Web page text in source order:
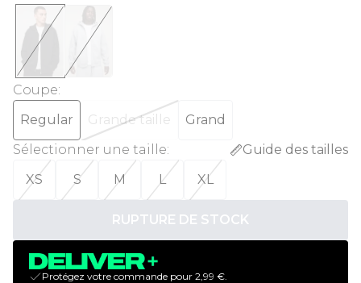
Coupe:
Regular
Grande taille
Grand
Sélectionner une taille:
Guide des tailles
XS
S M L XL
RUPTURE DE STOCK
Protégez votre commande pour 2,99 €.